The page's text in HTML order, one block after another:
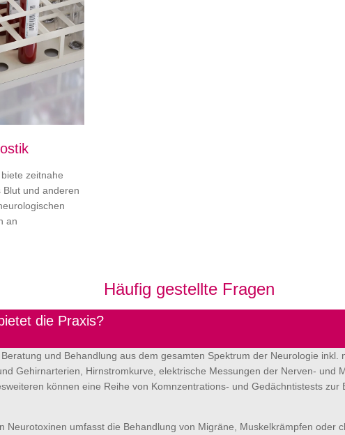
zeitnahe
und anderen
an
Häufig gestellte Fragen
die Praxis?
und Behandlung aus dem gesamten Spektrum der Neurologie inkl.
Gehirnarterien, Hirnstromkurve, elektrische Messungen der Nerven- und
können eine Reihe von Komnzentrations- und Gedächntistests zur
Neurotoxinen umfasst die Behandlung von Migräne, Muskelkrämpfen oder